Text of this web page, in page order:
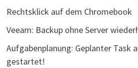
Rechtsklick auf dem Chromebook
Veeam: Backup ohne Server
Aufgabenplanung: Geplanter Task
gestartet!